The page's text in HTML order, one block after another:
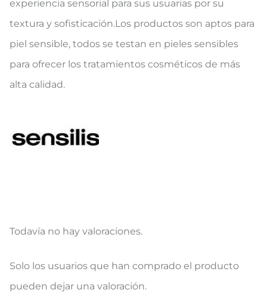
experiencia sensorial para sus usuarias por su
textura y sofisticación.Los productos son aptos para
piel sensible, todos se testan en pieles sensibles
para ofrecer los tratamientos cosméticos de más
alta calidad.
V
a
Todavía no hay valoraciones.
Solo los usuarios que han comprado el producto
pueden dejar una valoración.